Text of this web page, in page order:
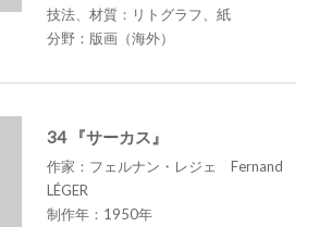
技法、材質：リトグラフ、紙
分野：版画（海外）
34 『サーカス』
作家：フェルナン・レジェ Fernand
LÉGER
制作年：1950年